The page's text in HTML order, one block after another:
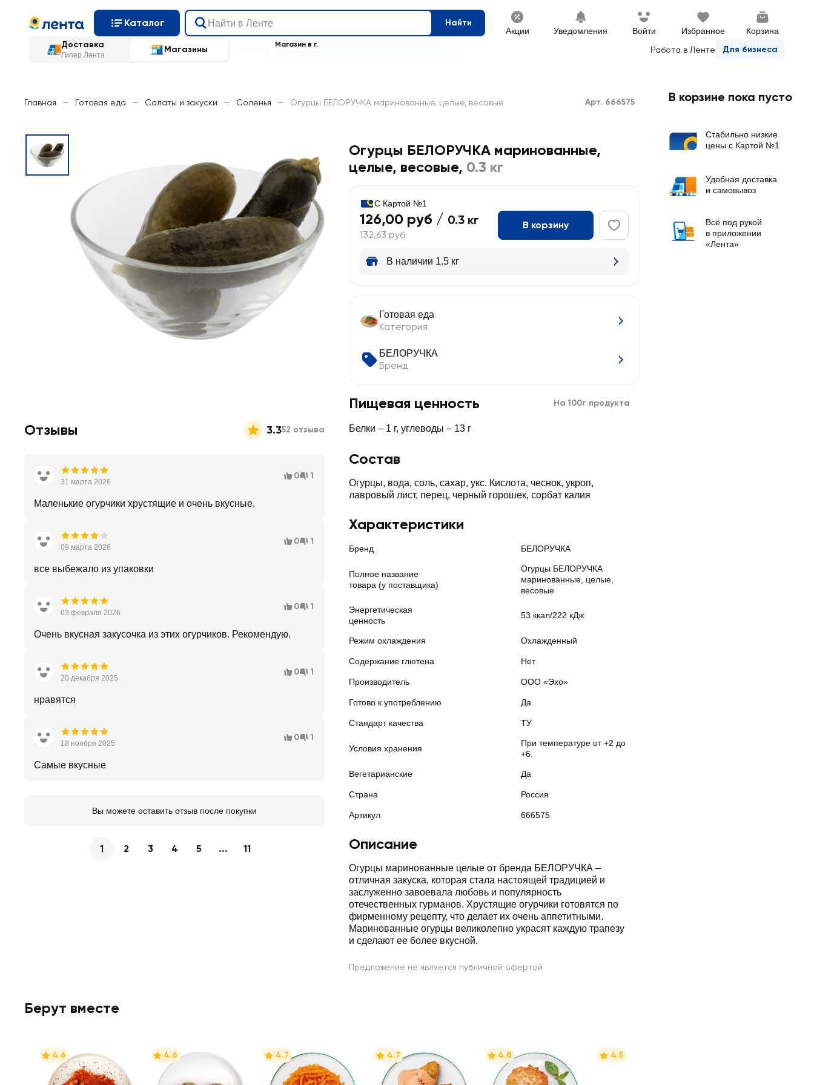
Каталог Найти
Акции Уведомления Войти Избранное Корзина
Доставка
Гипер Лента
Магазины Работа в Ленте Для бизнеса
Магазин в г.
Главная — Готовая еда — Салаты и закуски — Соленья — Огурцы БЕЛОРУЧКА маринованные, целые, весовые Арт. 666575
Огурцы БЕЛОРУЧКА маринованные,
целые, весовые, 0.3 кг
С Картой №1
126,00 руб / 0.3 кг
132,63 руб
В корзину
В наличии 1.5 кг
Готовая еда
Категория
БЕЛОРУЧКА
Бренд
Пищевая ценность На 100г продукта
Белки – 1 г, углеводы – 13 г
Состав
Огурцы, вода, соль, сахар, укс. Кислота, чеснок, укроп,
лавровый лист, перец, черный горошек, сорбат калия
Характеристики
Бренд БЕЛОРУЧКА
Полное название
товара (у поставщика)
Огурцы БЕЛОРУЧКА
маринованные, целые,
весовые
Энергетическая
ценность
53 ккал/222 кДж
Режим охлаждения Охлажденный
Содержание глютена Нет
Производитель ООО «Эхо»
Готово к употреблению Да
Стандарт качества ТУ
Условия хранения
При температуре от +2 до
+6.
Вегетарианские Да
Страна Россия
Артикул 666575
Описание
Огурцы маринованные целые от бренда БЕЛОРУЧКА –
отличная закуска, которая стала настоящей традицией и
заслуженно завоевала любовь и популярность
отечественных гурманов. Хрустящие огурчики готовятся по
фирменному рецепту, что делает их очень аппетитными.
Маринованные огурцы великолепно украсят каждую трапезу
и сделают ее более вкусной.
Предложение не является публичной офертой
Отзывы 3.352 отзыва
31 марта 2026
0 1
Маленькие огурчики хрустящие и очень вкусные.
09 марта 2026
0 1
все выбежало из упаковки
03 февраля 2026
0 1
Очень вкусная закусочка из этих огурчиков. Рекомендую.
20 декабря 2025
0 1
нравятся
18 ноября 2025
0 1
Самые вкусные
Вы можете оставить отзыв после покупки
1 2 3 4 5 ... 11
Берут вместе
4.6 4.6 4.7 4.7 4.8 4.5
В корзине пока пусто
Стабильно низкие
цены с Картой №1
Удобная доставка
и самовывоз
Всё под рукой
в приложении
«Лента»